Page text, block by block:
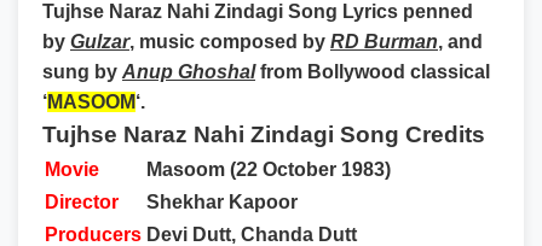
Tujhse Naraz Nahi Zindagi Song Lyrics penned
by Gulzar, music composed by RD Burman, and
sung by Anup Ghoshalfrom Bollywood classical
‘MASOOM‘.
Tujhse Naraz Nahi Zindagi Song Credits
Movie
Masoom (22 October 1983)
Director
Shekhar Kapoor
Producers Devi Dutt, Chanda Dutt